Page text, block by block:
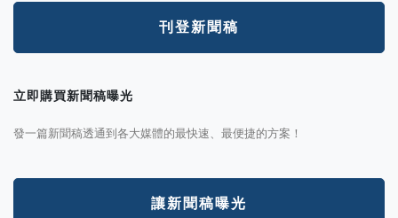
刊登新聞稿
立即購買新聞稿曝光
發一篇新聞稿透通到各大媒體的最快速、最便捷的方案！
讓新聞稿曝光